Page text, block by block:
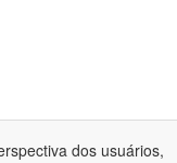
dos usuários,